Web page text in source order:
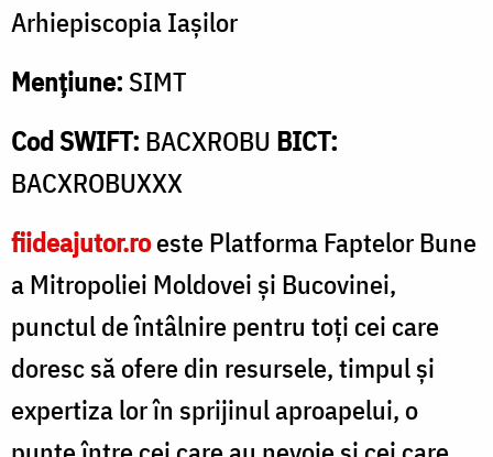
Arhiepiscopia Iașilor
Mențiune: SIMT
Cod SWIFT: BACXROBU BICT:
BACXROBUXXX
fiideajutor.roeste Platforma Faptelor Bune
a Mitropoliei Moldovei și Bucovinei,
punctul de întâlnire pentru toți cei care
doresc să ofere din resursele, timpul și
expertiza lor în sprijinul aproapelui, o